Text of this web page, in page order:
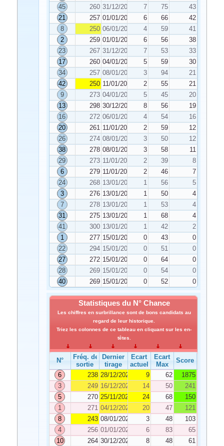
45
260 31/12/2024 7 75
43
21
257 01/01/2025 6 66
42
8
250 06/01/2025 4 59
41
2
259 01/01/2025 6 56
38
23
267 31/12/2024 7 53
33
17
260 04/01/2025 5 59
30
34
257 08/01/2025 3 94
21
42
250 11/01/2025 2 55
21
9
273 04/01/2025 5 45
20
13
298 30/12/2024 8 56
19
16
272 06/01/2025 4 54
16
20
261 11/01/2025 2 59
12
26
274 08/01/2025 3 50
12
38
278 08/01/2025 3 58
11
29
273 11/01/2025 2 39
8
6
279 11/01/2025 2 46
7
24
268 13/01/2025 1 56
5
3
276 13/01/2025 1 50
4
7
278 13/01/2025 1 53
4
31
275 13/01/2025 1 68
4
41
300 13/01/2025 1 42
2
1
277 15/01/2025 0 43
0
22
294 15/01/2025 0 51
0
27
272 15/01/2025 0 64
0
28
269 15/01/2025 0 54
0
40
269 15/01/2025 0 52 0
Statistiques du N° Chance
Les chiffres en surbrillance sont de bons candidats au
regard de leur historique.
Triez les colonnes de ce tableau en cliquant sur les en-
têtes.
N°
Fréq. de
sortie
Dernier
tirage
Ecart
actuel
Ecart
Max
Score
6
238 28/12/2024 9 62
1875
3
249 16/12/2024 14 50
241
5
270 25/11/2024 24 68
150
1
271 04/12/2024 20 47
121
8
243 08/01/2025 3 48
103
4
256 01/01/2025 6 83
65
10
264 30/12/2024 8 48
61